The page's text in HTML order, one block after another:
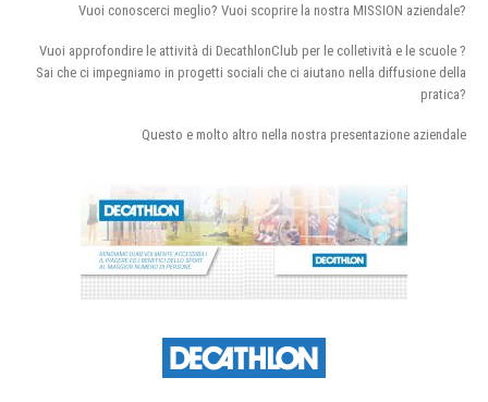
Vuoi conoscerci meglio? Vuoi scoprire la nostra MISSION aziendale?
Vuoi approfondire le attività di DecathlonClub per le colletività e le scuole ?
Sai che ci impegniamo in progetti sociali che ci aiutano nella diffusione della
pratica?
Questo e molto altro nella nostra presentazione aziendale